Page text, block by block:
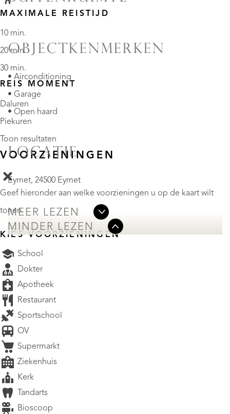
OBJECTKENMERKEN
• Airconditioning
• Garage
• Open haard
LOCATIE
Eymet, 24500 Eymet
MEER LEZEN
MINDER LEZEN
MAXIMALE REISTIJD
10 min.
20 min.
30 min.
REIS MOMENT
Daluren
Piekuren
Toon resultaten
VOORZIENINGEN
Geef hieronder aan welke voorzieningen u op de kaart wilt
tonen.
KIES VOORZIENINGEN
School
Dokter
Apotheek
Restaurant
Sportschool
OV
Supermarkt
Ziekenhuis
Kerk
Tandarts
Bioscoop